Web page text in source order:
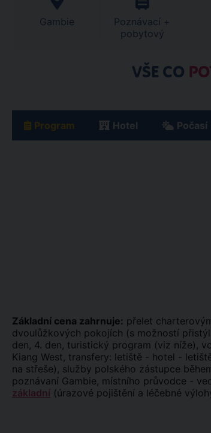
Gambie
Poznávací +
pobytový
VŠE CO
Program Hotel Počasí
Základní cena zahrnuje: přelet
dvoulůžkových pokojích (s možností
den, 4. den, turistický program (viz níže),
Kiang West, transfery: letiště - hotel -
na střeše), služby polského zástupce
poznávaní Gambie, místního průvodce -
základní (úrazové pojištění a léčebné